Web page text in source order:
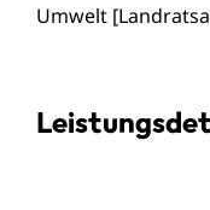
Umwelt